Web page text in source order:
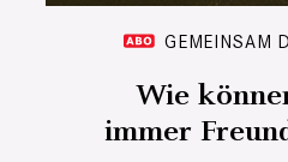
GEMEINSAM
Wie
immer